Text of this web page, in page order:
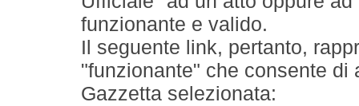
funzionante e valido.
Il seguente link, pertanto,
"funzionante" che consente
Gazzetta selezionata: